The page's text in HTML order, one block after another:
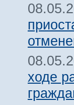
ходе